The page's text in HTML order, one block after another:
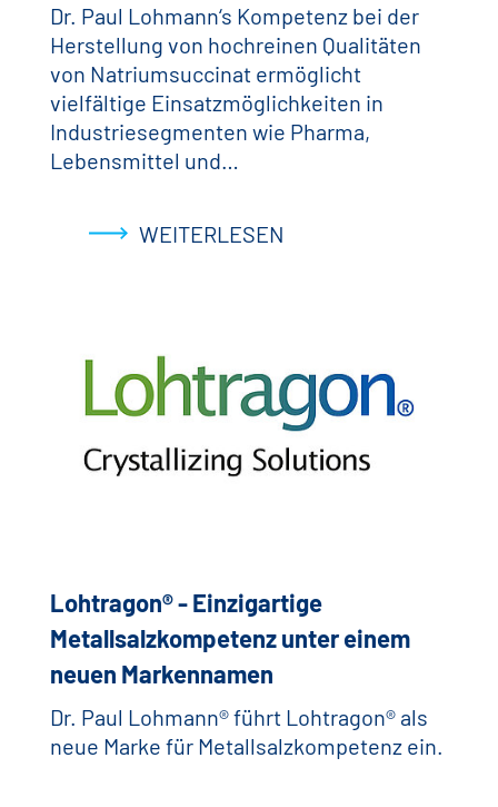
Dr. Paul Lohmann‘s Kompetenz bei der
Herstellung von hochreinen Qualitäten
von Natriumsuccinat ermöglicht
vielfältige Einsatzmöglichkeiten in
Industriesegmenten wie Pharma,
Lebensmittel und…
WEITERLESEN
Lohtragon® - Einzigartige
Metallsalzkompetenz unter einem
neuen Markennamen
Dr. Paul Lohmann® führt Lohtragon® als
neue Marke für Metallsalzkompetenz ein.